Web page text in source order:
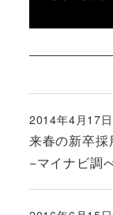
来春の新卒
−マイナビ調
投稿日
2014年4月17日